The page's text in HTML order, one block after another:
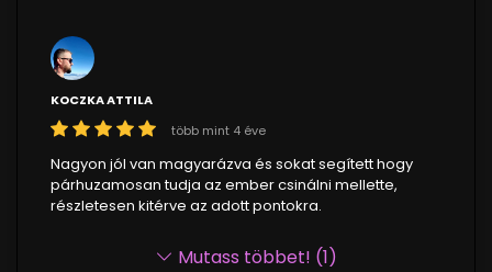
KOCZKA ATTILA
több mint 4 éve
Nagyon jól van magyarázva és sokat segített hogy
párhuzamosan tudja az ember csinálni mellette,
részletesen kitérve az adott pontokra.
Mutass többet! (1)